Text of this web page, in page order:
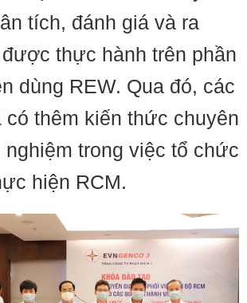
tích, đánh giá và ra
thực hành trên phần
dùng REW. Qua đó, các
có thêm kiến thức chuyên
nghiệm trong việc tổ chức
hiện RCM.